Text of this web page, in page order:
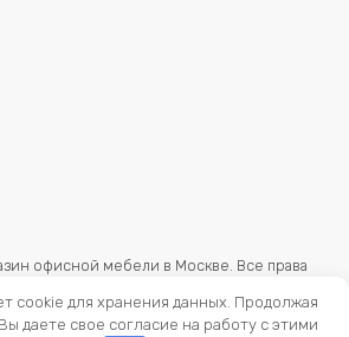
офисной мебели в Москве. Все права
офертой.
cookie для хранения данных. Продолжая
даете свое согласие на работу с этими